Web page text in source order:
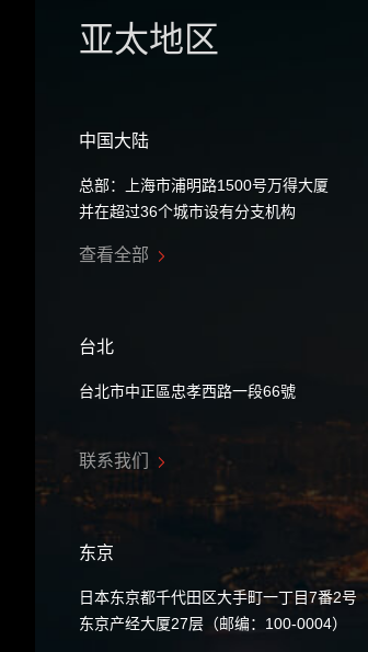
亚太地区
中国大陆
总部：上海市浦明路1500号万得大厦
并在超过36个城市设有分支机构
查看全部
台北
台北市中正區忠孝西路一段66號
联系我们
东京
日本东京都千代田区大手町一丁目7番2号
东京产经大厦27层（邮编：100-0004）